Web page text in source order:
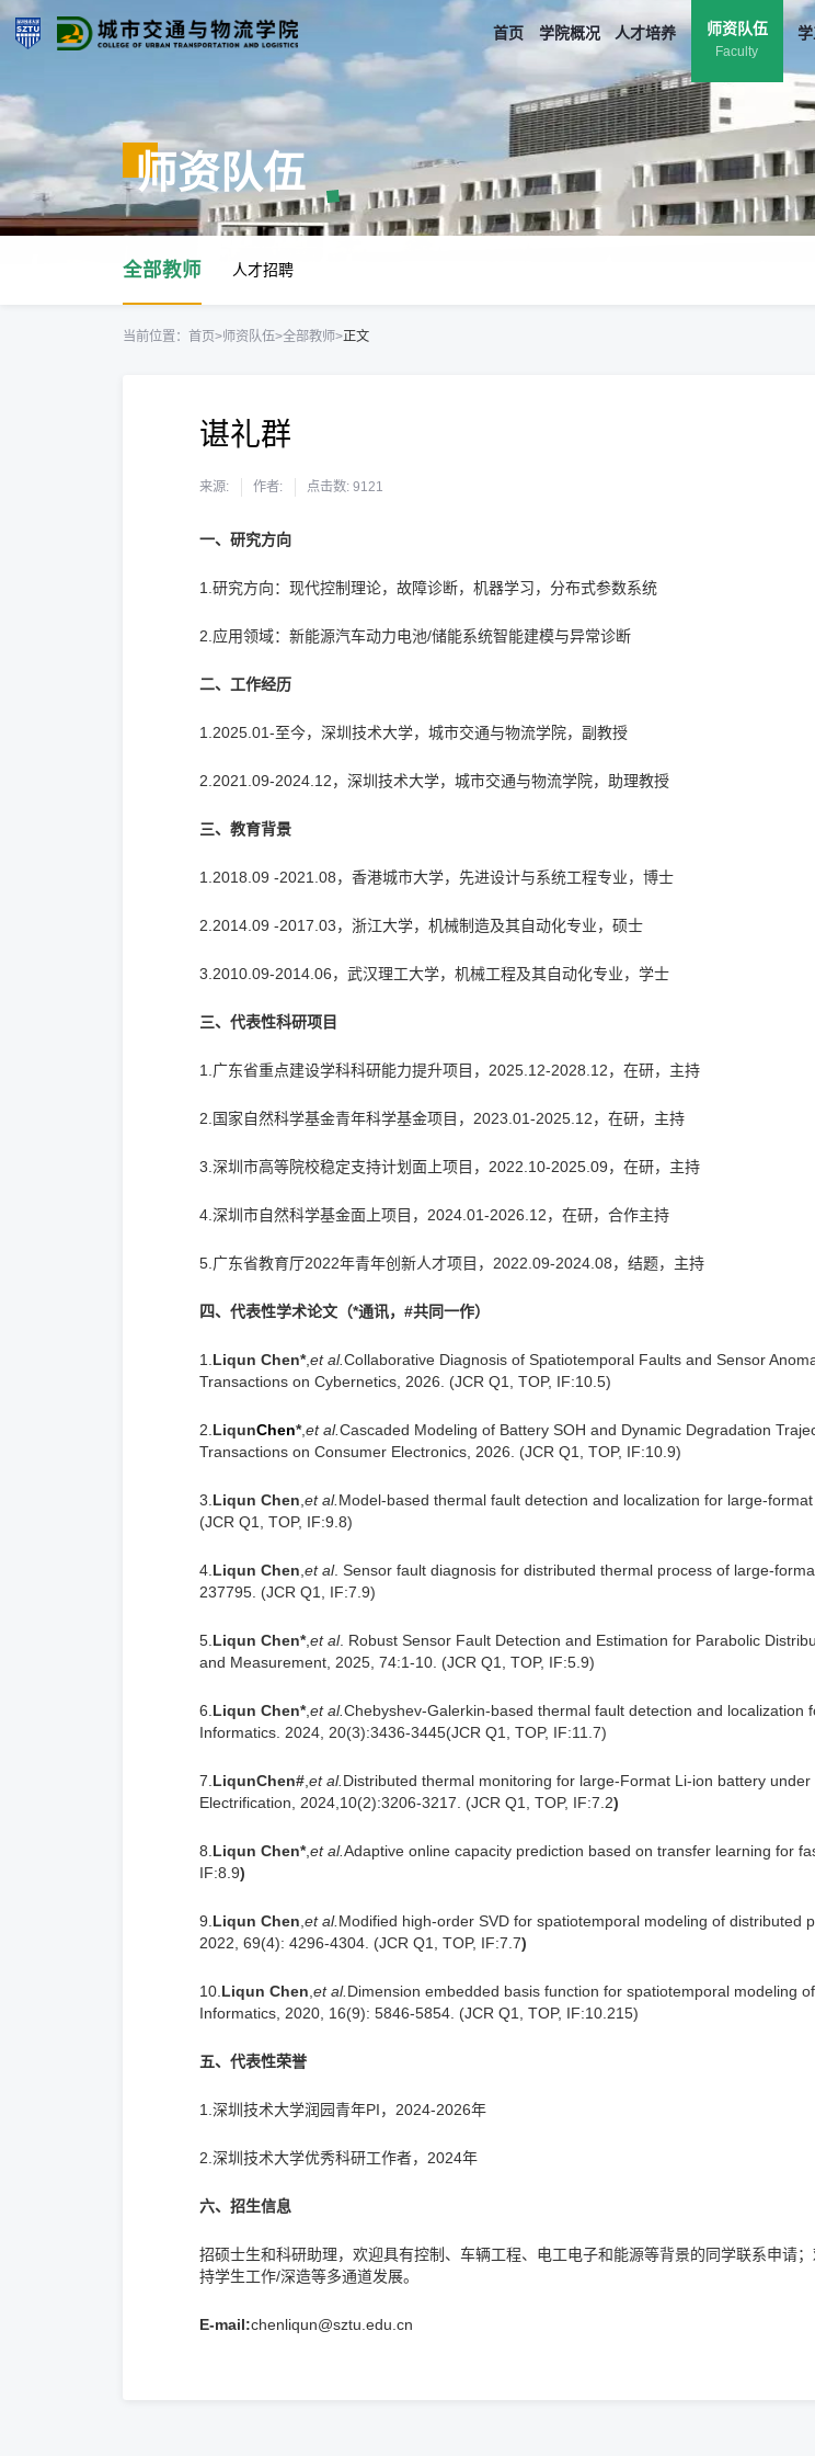
首页 学院概况 人才培养 师资队伍
Faculty
师资队伍
全部教师 人才招聘
当前位置： 首页>师资队伍>全部教师>正文
谌礼群
来源: 作者: 点击数: 9121
一、研究方向
1.研究方向：现代控制理论，故障诊断，机器学习，分布式参数系统
2.应用领域：新能源汽车动力电池/储能系统智能建模与异常诊断
二、工作经历
1.2025.01-至今，深圳技术大学，城市交通与物流学院，副教授
2.2021.09-2024.12，深圳技术大学，城市交通与物流学院，助理教授
三、教育背景
1.2018.09 -2021.08，香港城市大学，先进设计与系统工程专业，博士
2.2014.09 -2017.03，浙江大学，机械制造及其自动化专业，硕士
3.2010.09-2014.06，武汉理工大学，机械工程及其自动化专业，学士
三、代表性科研项目
1.广东省重点建设学科科研能力提升项目，2025.12-2028.12，在研，主持
2.国家自然科学基金青年科学基金项目，2023.01-2025.12，在研，主持
3.深圳市高等院校稳定支持计划面上项目，2022.10-2025.09，在研，主持
4.深圳市自然科学基金面上项目，2024.01-2026.12，在研，合作主持
5.广东省教育厅2022年青年创新人才项目，2022.09-2024.08，结题，主持
四、 代表性学术论文（*通讯， #共同一作）
1.Liqun Chen*,et al.Collaborative Diagnosis of Spatiotemporal Faults and Sensor
Transactions on Cybernetics, 2026. (JCR Q1, TOP, IF:10.5)
2.LiqunChen*,et al.Cascaded Modeling of Battery SOH and Dynamic Degradation
Transactions on Consumer Electronics, 2026. (JCR Q1, TOP, IF:10.9)
3.Liqun Chen,et al.Model-based thermal fault detection and localization for large-
(JCR Q1, TOP, IF:9.8)
4.Liqun Chen,et al. Sensor fault diagnosis for distributed thermal process of large-
237795. (JCR Q1, IF:7.9)
5.Liqun Chen*,et al. Robust Sensor Fault Detection and Estimation for Parabolic
and Measurement, 2025, 74:1-10. (JCR Q1, TOP, IF:5.9)
6.Liqun Chen*,et al.Chebyshev-Galerkin-based thermal fault detection and
Informatics. 2024, 20(3):3436-3445(JCR Q1, TOP, IF:11.7)
7.LiqunChen#,et al.Distributed thermal monitoring for large-Format Li-ion battery
Electrification, 2024,10(2):3206-3217. (JCR Q1, TOP, IF:7.2)
8.Liqun Chen*,et al.Adaptive online capacity prediction based on transfer learning for
IF:8.9)
9.Liqun Chen,et al.Modified high-order SVD for spatiotemporal modeling of distributed
2022, 69(4): 4296-4304. (JCR Q1, TOP, IF:7.7)
10.Liqun Chen,et al.Dimension embedded basis function for spatiotemporal modeling
Informatics, 2020, 16(9): 5846-5854. (JCR Q1, TOP, IF:10.215)
五、代表性荣誉
1.深圳技术大学润园青年PI，2024-2026年
2.深圳技术大学优秀科研工作者，2024年
六、招生信息
招硕士生和科研助理，欢迎具有控制、车辆工程、电工电子和能源等背景的同学联系申请
持学生工作/深造等多通道发展。
E-mail:chenliqun@sztu.edu.cn